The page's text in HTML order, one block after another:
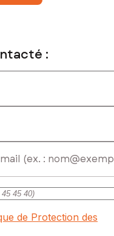
:
de Protection des